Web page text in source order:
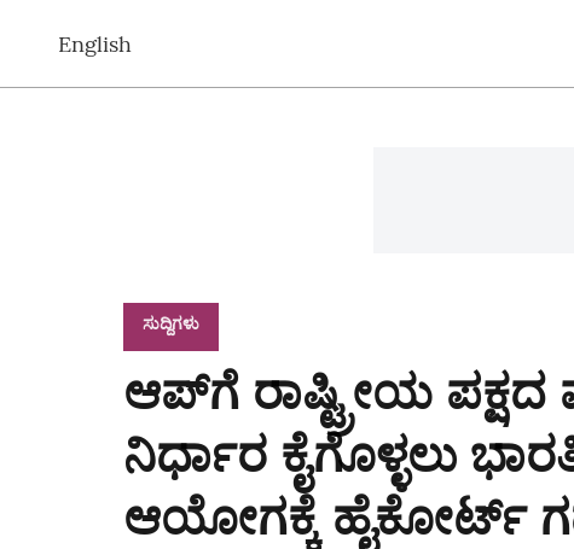
English
ಸುದ್ದಿಗಳು
ಆಪ್‌ಗೆ ರಾಷ್ಟ್ರೀಯ ಪಕ್ಷದ
ನಿರ್ಧಾರ ಕೈಗೊಳ್ಳಲು
ಆಯೋಗಕ್ಕೆ ಹೈಕೋರ್ಟ್‌